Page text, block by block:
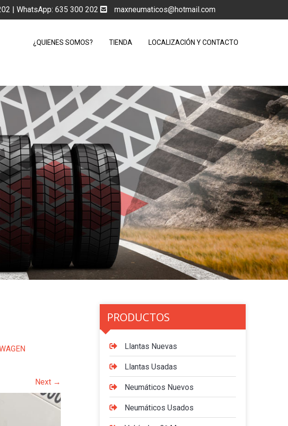
| WhatsApp: 635 300 202 maxneumaticos@hotmail.com
¿QUIENES SOMOS? TIENDA LOCALIZACIÓN Y CONTACTO
Next →
PRODUCTOS
Llantas Nuevas
Llantas Usadas
Neumáticos Nuevos
Neumáticos Usados